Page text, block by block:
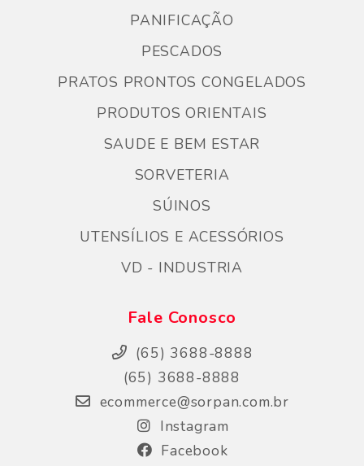
PANIFICAÇÃO
PESCADOS
PRATOS PRONTOS CONGELADOS
PRODUTOS ORIENTAIS
SAUDE E BEM ESTAR
SORVETERIA
SÚINOS
UTENSÍLIOS E ACESSÓRIOS
VD - INDUSTRIA
Fale Conosco
(65) 3688-8888
(65) 3688-8888
ecommerce@sorpan.com.br
Instagram
Facebook